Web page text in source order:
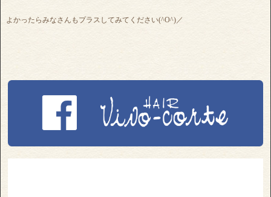
よかったらみなさんもプラスしてみてください(^O^)／